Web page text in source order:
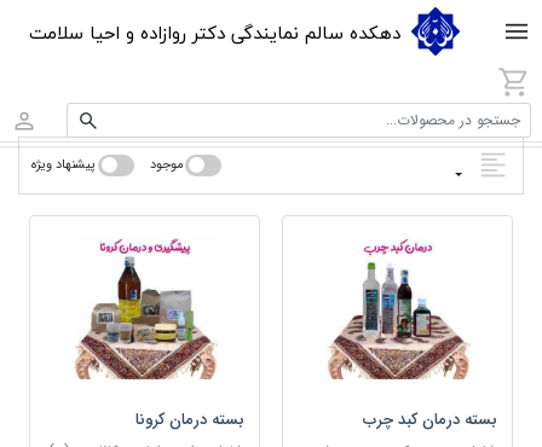
دهکده سالم نمایندگی دکتر روازاده و احیا سلامت
جستجو در محصولات...
موجود پیشنهاد ویژه
بسته درمان کبد چرب بسته درمان کرونا